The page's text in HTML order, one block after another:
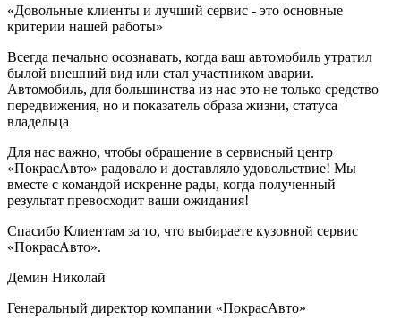
«Довольные клиенты и лучший сервис - это основные
критерии нашей работы»
Всегда печально осознавать, когда ваш автомобиль утратил
былой внешний вид или стал участником аварии.
Автомобиль, для большинства из нас это не только средство
передвижения, но и показатель образа жизни, статуса
владельца
Для нас важно, чтобы обращение в сервисный центр
«ПокрасАвто» радовало и доставляло удовольствие! Мы
вместе с командой искренне рады, когда полученный
результат превосходит ваши ожидания!
Спасибо Клиентам за то, что выбираете кузовной сервис
«ПокрасАвто».
Демин Николай
Генеральный директор компании «ПокрасАвто»